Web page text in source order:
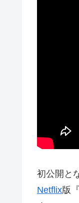
初公開と
Netflix版『